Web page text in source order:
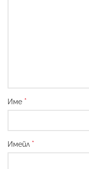
Име *
Имейл *